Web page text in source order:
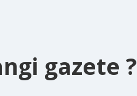
gazete ?